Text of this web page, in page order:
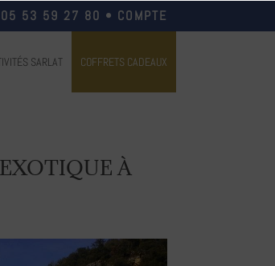
05 53 59 27 80 • COMPTE
SARLAT COFFRETS CADEAUX
À